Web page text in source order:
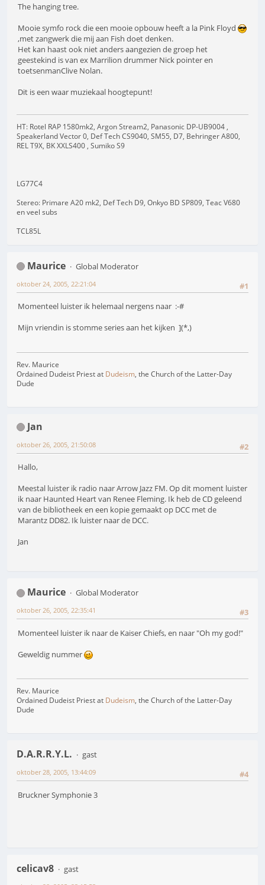
The hanging tree.
Mooie symfo rock die een mooie opbouw heeft a la Pink Floyd
,met zangwerk die mij aan Fish doet denken.
Het kan haast ook niet anders aangezien de groep het
geestekind is van ex Marrilion drummer Nick pointer en
toetsenmanClive Nolan.
Dit is een waar muziekaal hoogtepunt!
HT: Rotel RAP 1580mk2, Argon Stream2, Panasonic DP-UB9004 ,
Speakerland Vector 0, Def Tech CS9040, SM55, D7, Behringer A800,
REL T9X, BK XXLS400 , Sumiko S9
LG77C4
Stereo: Primare A20 mk2, Def Tech D9, Onkyo BD SP809, Teac V680
en veel subs
TCL85L
Maurice
Global Moderator
#1
oktober 24, 2005, 22:21:04
Momenteel luister ik helemaal nergens naar :-#
Mijn vriendin is stomme series aan het kijken ](*,)
Rev. Maurice
Ordained Dudeist Priest at Dudeism, the Church of the Latter-Day
Dude
Jan
#2
oktober 26, 2005, 21:50:08
Hallo,
Meestal luister ik radio naar Arrow Jazz FM. Op dit moment luister
ik naar Haunted Heart van Renee Fleming. Ik heb de CD geleend
van de bibliotheek en een kopie gemaakt op DCC met de
Marantz DD82. Ik luister naar de DCC.
Jan
Maurice
Global Moderator
#3
oktober 26, 2005, 22:35:41
Momenteel luister ik naar de Kaiser Chiefs, en naar "Oh my god!"
Geweldig nummer
Rev. Maurice
Ordained Dudeist Priest at Dudeism, the Church of the Latter-Day
Dude
D.A.R.R.Y.L.
gast
#4
oktober 28, 2005, 13:44:09
Bruckner Symphonie 3
celicav8
gast